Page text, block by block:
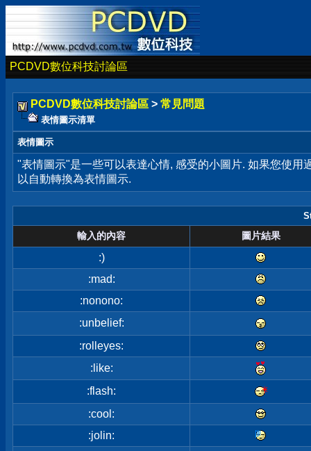
PCDVD數位科技討論區
PCDVD數位科技討論區 > 常見問題
表情圖示清單
表情圖示
"表情圖示"是一些可以表達心情, 感受的小圖片. 如果您使
以自動轉換為表情圖示.
輸入的內容 圖片結果
:)
:mad:
:nonono:
:unbelief:
:rolleyes:
:like:
:flash:
:cool:
:jolin: